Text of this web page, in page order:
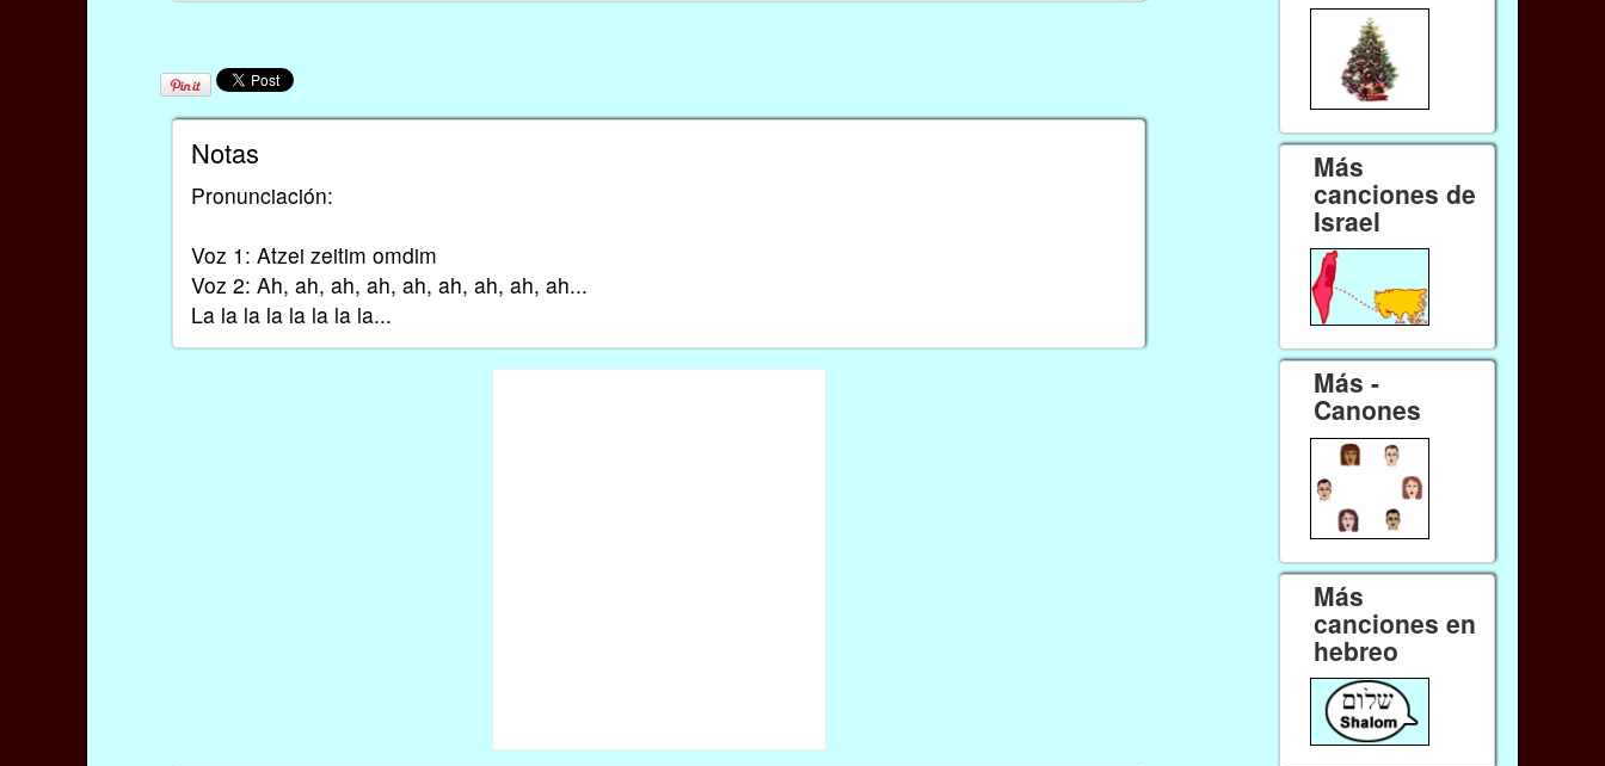
Notas
Pronunciación:
Voz 1: Atzei zeitim omdim
Voz 2: Ah, ah, ah, ah, ah, ah, ah, ah, ah...
La la la la la la la la...
Más
canciones de
Israel
Más -
Canones
Más
canciones en
hebreo